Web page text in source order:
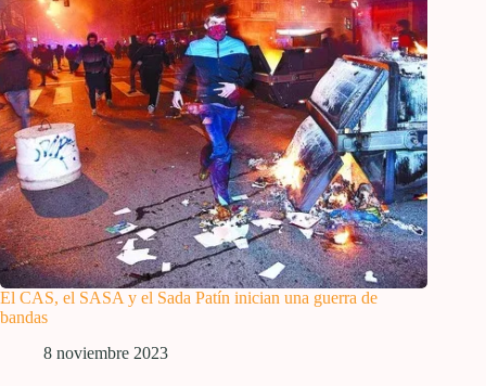
El CAS, el SASA y el Sada Patín inician una guerra de
bandas
8 noviembre 2023